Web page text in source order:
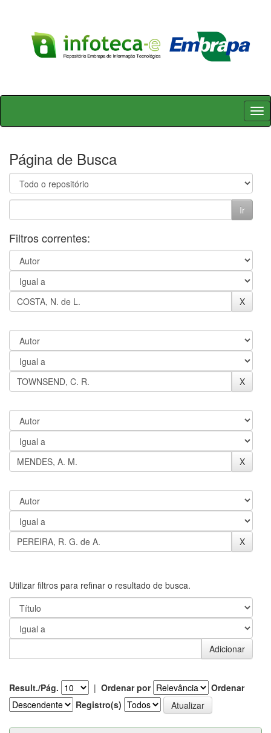
Skip
Página de Busca
Filtros correntes:
Utilizar filtros para refinar o resultado de busca.
Result./Pág. | Ordenar por
Ordenar
Registro(s)